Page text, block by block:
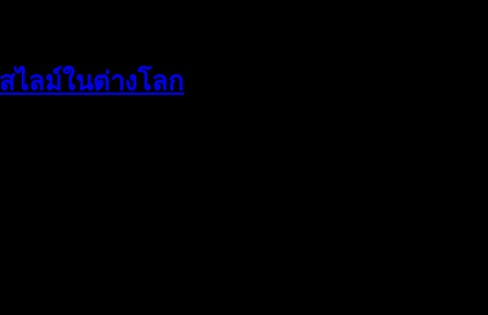
ไลม์ในต่างโลก